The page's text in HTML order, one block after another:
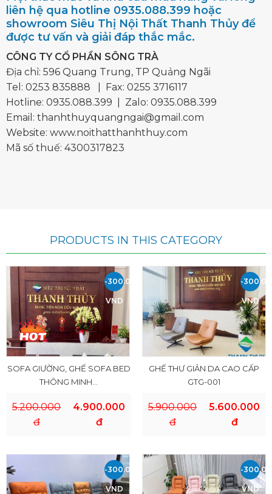
liên hệ qua hotline 0935.088.399 hoặc
showroom Siêu Thị Nội Thất Thanh Thủy để
được tư vấn và giải đáp thắc mắc.
CÔNG TY CỔ PHẦN SÔNG TRÀ
Địa chỉ: 596 Quang Trung, TP Quảng Ngãi
Tel: 0253 835888 | Fax: 0255 3716117
Hotline: 0935.088.399 | Zalo: 0935.088.399
Email: thanhthuyquangngai@gmail.com
Website: www.noithatthanhthuy.com
Mã số thuế: 4300317823
PRODUCTS IN THIS CATEGORY
-300.000
VND
SOFA GIƯỜNG, GHẾ SOFA BED
THÔNG MINH...
5.200.000
đ
4.900.000
đ
-
VND
GHẾ THƯ GIẢN DA CAO CẤP
GTG-001
5.900.000
đ
5.600.000
đ
-300.000
VND
-
VND